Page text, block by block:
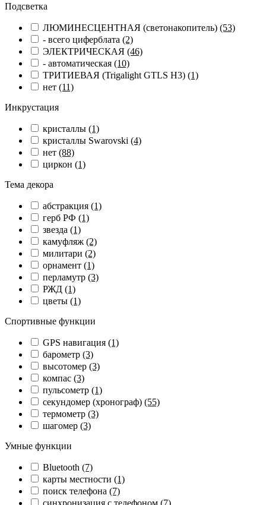
Подсветка
ЛЮМИНЕСЦЕНТНАЯ (светонакопитель) (53)
- всего циферблата (2)
ЭЛЕКТРИЧЕСКАЯ (46)
- автоматическая (10)
ТРИТИЕВАЯ (Trigalight GTLS H3) (1)
нет (11)
Инкрустация
кристаллы (1)
кристаллы Swarovski (4)
нет (88)
циркон (1)
Тема декора
абстракция (1)
герб РФ (1)
звезда (1)
камуфляж (2)
милитари (2)
орнамент (1)
перламутр (3)
РЖД (1)
цветы (1)
Спортивные функции
GPS навигация (1)
барометр (3)
высотомер (3)
компас (3)
пульсометр (1)
секундомер (хронограф) (55)
термометр (3)
шагомер (3)
Умные функции
Bluetooth (7)
карты местности (1)
поиск телефона (7)
синхронизация с телефоном (7)